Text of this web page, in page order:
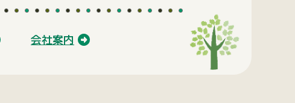
会社案内